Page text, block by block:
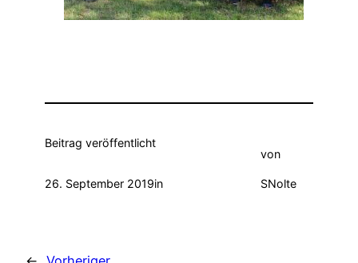
Beitrag veröffentlicht
26. September 2019in
von
SNolte